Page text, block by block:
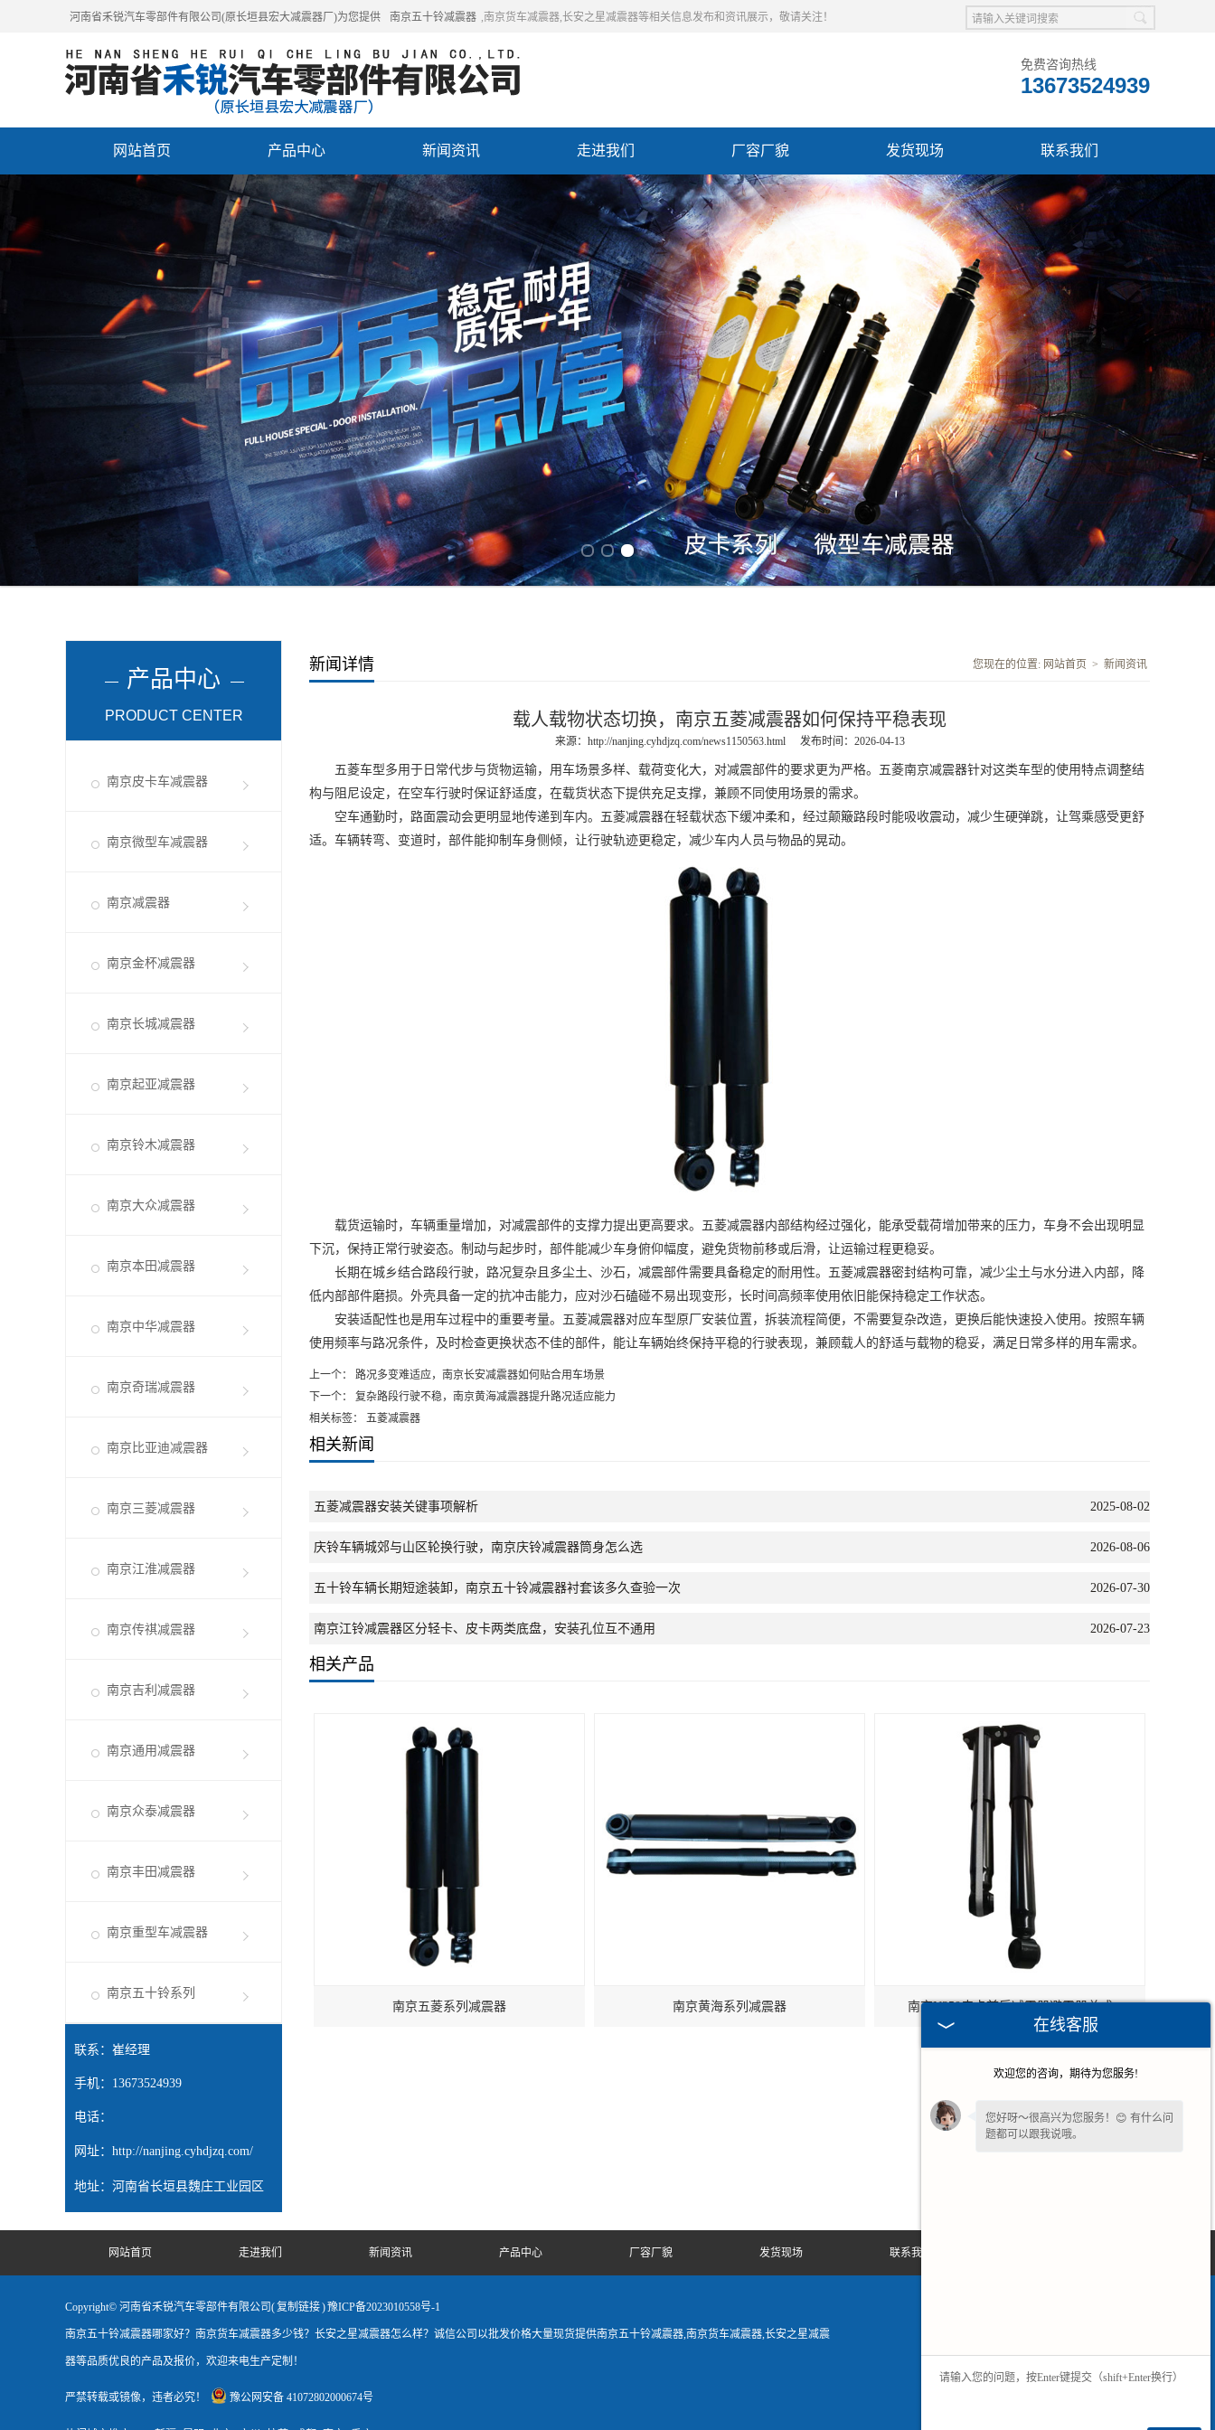
河南省禾锐汽车零部件有限公司(原长垣县宏大减震器厂)为您提供 南京五十铃减震器 ,南京货车减震器,长安之星减震器等相关信息发布和资讯展示，敬请关注！
免费咨询热线
13673524939
网站首页 产品中心 新闻资讯 走进我们 厂容厂貌 发货现场 联系我们
产品中心
PRODUCT CENTER
南京皮卡车减震器
南京微型车减震器
南京减震器
南京金杯减震器
南京长城减震器
南京起亚减震器
南京铃木减震器
南京大众减震器
南京本田减震器
南京中华减震器
南京奇瑞减震器
南京比亚迪减震器
南京三菱减震器
南京江淮减震器
南京传祺减震器
南京吉利减震器
南京通用减震器
南京众泰减震器
南京丰田减震器
南京重型车减震器
南京五十铃系列
联系：崔经理
手机：13673524939
电话：
网址： http://nanjing.cyhdjzq.com/
地址：河南省长垣县魏庄工业园区
新闻详情 您现在的位置: 网站首页 > 新闻资讯
载人载物状态切换，南京五菱减震器如何保持平稳表现
来源： http://nanjing.cyhdjzq.com/news1150563.html 发布时间：2026-04-13
五菱车型多用于日常代步与货物运输，用车场景多样、载荷变化大，对减震部件的要求更为严格。五菱南京减震器针对这类车型的使用特点调整结
构与阻尼设定，在空车行驶时保证舒适度，在载货状态下提供充足支撑，兼顾不同使用场景的需求。
空车通勤时，路面震动会更明显地传递到车内。五菱减震器在轻载状态下缓冲柔和，经过颠簸路段时能吸收震动，减少生硬弹跳，让驾乘感受更舒
适。车辆转弯、变道时，部件能抑制车身侧倾，让行驶轨迹更稳定，减少车内人员与物品的晃动。
载货运输时，车辆重量增加，对减震部件的支撑力提出更高要求。五菱减震器内部结构经过强化，能承受载荷增加带来的压力，车身不会出现明显
下沉，保持正常行驶姿态。制动与起步时，部件能减少车身俯仰幅度，避免货物前移或后滑，让运输过程更稳妥。
长期在城乡结合路段行驶，路况复杂且多尘土、沙石，减震部件需要具备稳定的耐用性。五菱减震器密封结构可靠，减少尘土与水分进入内部，降
低内部部件磨损。外壳具备一定的抗冲击能力，应对沙石磕碰不易出现变形，长时间高频率使用依旧能保持稳定工作状态。
安装适配性也是用车过程中的重要考量。五菱减震器对应车型原厂安装位置，拆装流程简便，不需要复杂改造，更换后能快速投入使用。按照车辆
使用频率与路况条件，及时检查更换状态不佳的部件，能让车辆始终保持平稳的行驶表现，兼顾载人的舒适与载物的稳妥，满足日常多样的用车需求。
上一个：
路况多变难适应，南京长安减震器如何贴合用车场景
下一个：
复杂路段行驶不稳，南京黄海减震器提升路况适应能力
相关标签： 五菱减震器
相关新闻
五菱减震器安装关键事项解析 2025-08-02
庆铃车辆城郊与山区轮换行驶，南京庆铃减震器筒身怎么选 2026-08-06
五十铃车辆长期短途装卸，南京五十铃减震器衬套该多久查验一次 2026-07-30
南京江铃减震器区分轻卡、皮卡两类底盘，安装孔位互不通用 2026-07-23
相关产品
南京五菱系列减震器 南京黄海系列减震器 南京N350皮卡前后减震器避震器总成
网站首页 走进我们 新闻资讯 产品中心 厂容厂貌 发货现场 联系我们
Copyright© 河南省禾锐汽车零部件有限公司(复制链接)豫ICP备2023010558号-1
南京五十铃减震器哪家好？南京货车减震器多少钱？长安之星减震器怎么样？诚信公司以批发价格大量现货提供南京五十铃减震器,南京货车减震器,长安之星减震
器等品质优良的产品及报价，欢迎来电生产定制！
严禁转载或镜像，违者必究！ 豫公网安备 41072802000674号
在线客服
欢迎您的咨询，期待为您服务!
您好呀～很高兴为您服务！😊 有什么问
题都可以跟我说哦。